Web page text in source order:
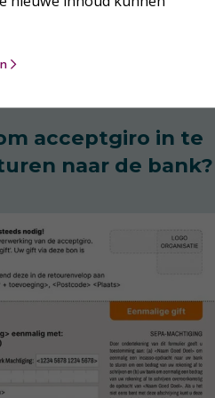
acceptgiro in te
naar de bank?